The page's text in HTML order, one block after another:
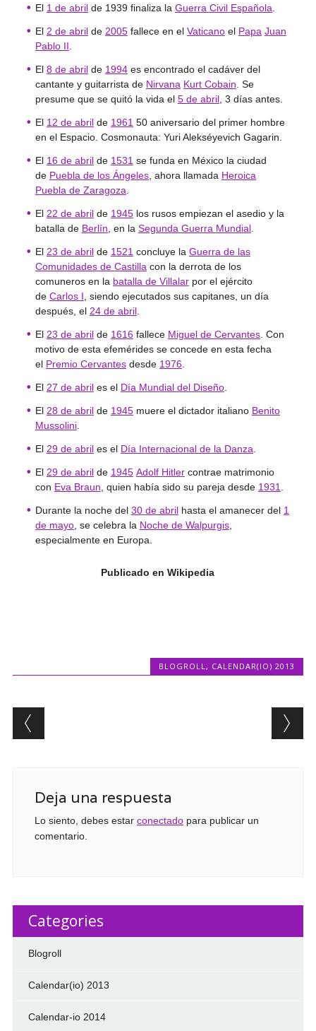
El 1 de abrilde 1939 finaliza la Guerra Civil Española
El 2 de abrilde 2005fallece en el Vaticanoel Papa Juan
Pablo II
El 8 de abrilde 1994es encontrado el cadáver del
cantante y guitarrista de Nirvana Kurt Cobain . Se
presume que se quitó la vida el 5 de abril, 3 días antes.
El 12 de abrilde 1961 50 aniversario del primer hombre
en el Espacio. Cosmonauta: Yuri Alekséyevich Gagarin.
El 16 de abrilde 1531 se funda en México la ciudad
de Puebla de los Ángeles, ahora llamada Heroica
Puebla de Zaragoza
El 22 de abrilde 1945los rusos empiezan el asedio y la
batalla de Berlín , en la Segunda Guerra Mundial.
El 23 de abrilde 1521 concluye la Guerra de las
Comunidades de Castilla con la derrota de los
comuneros en la batalla de Villalarpor el ejército
de Carlos I , siendo ejecutados sus capitanes, un día
después, el 24 de abril.
El 23 de abrilde 1616fallece Miguel de Cervantes. Con
motivo de esta efemérides se concede en esta fecha
el Premio Cervantesdesde 1976.
El 27 de abriles el Día Mundial del Diseño.
El 28 de abrilde 1945muere el dictador italiano Benito
Mussolini.
El 29 de abriles el Día Internacional de la Danza
El 29 de abrilde 1945 Adolf Hitlercontrae matrimonio
con Eva Braun , quien había sido su pareja desde 1931
Durante la noche del 30 de abrilhasta el amanecer del 1
de mayo, se celebra la Noche de Walpurgis,
especialmente en Europa.
Publicado en Wikipedia
BLOGROLL, CALENDAR(IO) 2013
Post navigation
Deja una respuesta
Lo siento, debes estar conectadopara publicar un
comentario.
Categories
Blogroll
Calendar(io) 2013
Calendar-io 2014